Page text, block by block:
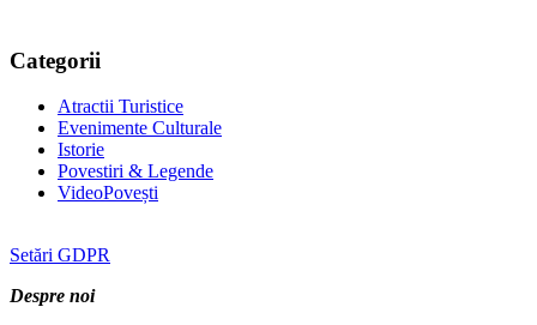
Categorii
Atractii Turistice
Evenimente Culturale
Istorie
Povestiri & Legende
VideoPovești
Setări GDPR
Despre noi